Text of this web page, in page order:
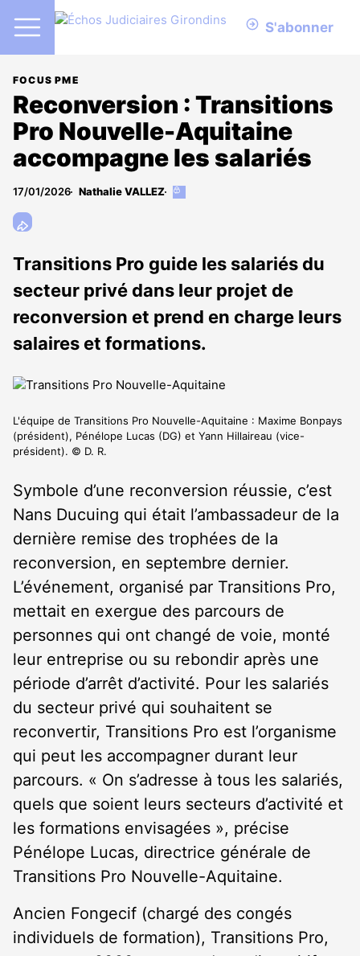
S'abonner
FOCUS PME
Reconversion : Transitions
Pro Nouvelle-Aquitaine
accompagne les salariés
17/01/2026 Nathalie VALLEZ
Cet
aux
abonnés
Transitions Pro guide les salariés du
secteur privé dans leur projet de
reconversion et prend en charge leurs
salaires et formations.
L'équipe de Transitions Pro Nouvelle-Aquitaine : Maxime Bonpays
(président), Pénélope Lucas (DG) et Yann Hillaireau (vice-
président). © D. R.
Symbole d’une reconversion réussie, c’est
Nans Ducuing qui était l’ambassadeur de la
dernière remise des trophées de la
reconversion, en septembre dernier.
L’événement, organisé par Transitions Pro,
mettait en exergue des parcours de
personnes qui ont changé de voie, monté
leur entreprise ou su rebondir après une
période d’arrêt d’activité. Pour les salariés
du secteur privé qui souhaitent se
reconvertir, Transitions Pro est l’organisme
qui peut les accompagner durant leur
parcours. « On s’adresse à tous les salariés,
quels que soient leurs secteurs d’activité et
les formations envisagées », précise
Pénélope Lucas, directrice générale de
Transitions Pro Nouvelle-Aquitaine.
Ancien Fongecif (chargé des congés
individuels de formation), Transitions Pro,